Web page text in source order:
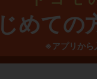
めての
※アプリから